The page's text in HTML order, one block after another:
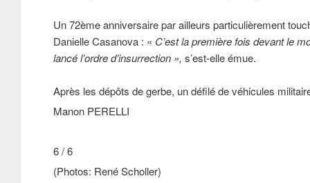
Un 72ème anniversaire par ailleurs particulièrement
Danielle Casanova : « C’est la première fois devant le
lancé l’ordre d’insurrection », s’est-elle émue.
Après les dépôts de gerbe, un défilé de véhicules
Manon PERELLI
6 / 6
(Photos: René Scholler)